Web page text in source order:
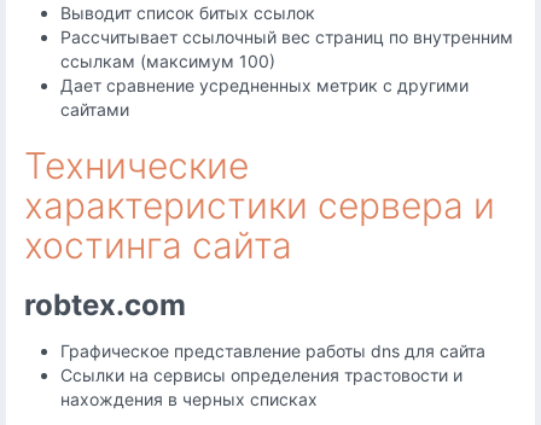
Выводит список битых ссылок
Рассчитывает ссылочный вес страниц по внутренним
ссылкам (максимум 100)
Дает сравнение усредненных метрик с другими
сайтами
Технические
характеристики сервера и
хостинга сайта
robtex.com
Графическое представление работы dns для сайта
Ссылки на сервисы определения трастовости и
нахождения в черных списках